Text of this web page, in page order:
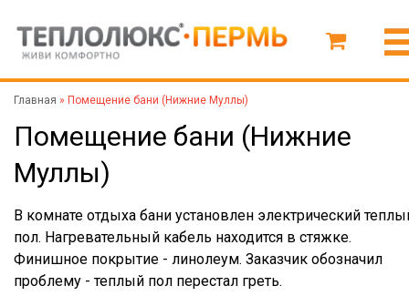
Главная » Помещение бани (Нижние Муллы)
Помещение бани (Нижние
Муллы)
В комнате отдыха бани установлен электрический
пол. Нагревательный кабель находится в стяжке.
Финишное покрытие - линолеум. Заказчик обозначил
проблему - теплый пол перестал греть.